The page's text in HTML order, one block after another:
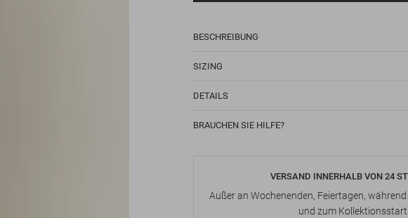
BESCHREIBUNG
SIZING
DETAILS
BRAUCHEN SIE HILFE?
VERSAND INNERHALB VON 24
Außer an Wochenenden, Feiertagen,
und zum Kollektionsstart.